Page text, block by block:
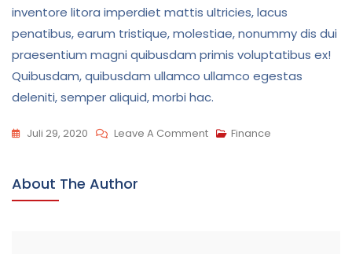
inventore litora imperdiet mattis ultricies, lacus
penatibus, earum tristique, molestiae, nonummy dis dui
praesentium magni quibusdam primis voluptatibus ex!
Quibusdam, quibusdam ullamco ullamco egestas
deleniti, semper aliquid, morbi hac.
Juli 29, 2020 Leave A CommentOn Finance
About The Author